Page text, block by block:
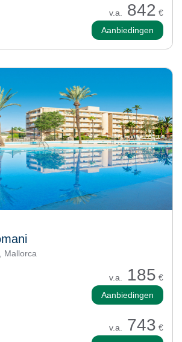
v.a. 842 €
Aanbiedingen
Mallorca
v.a. 185 €
Aanbiedingen
v.a. 743 €